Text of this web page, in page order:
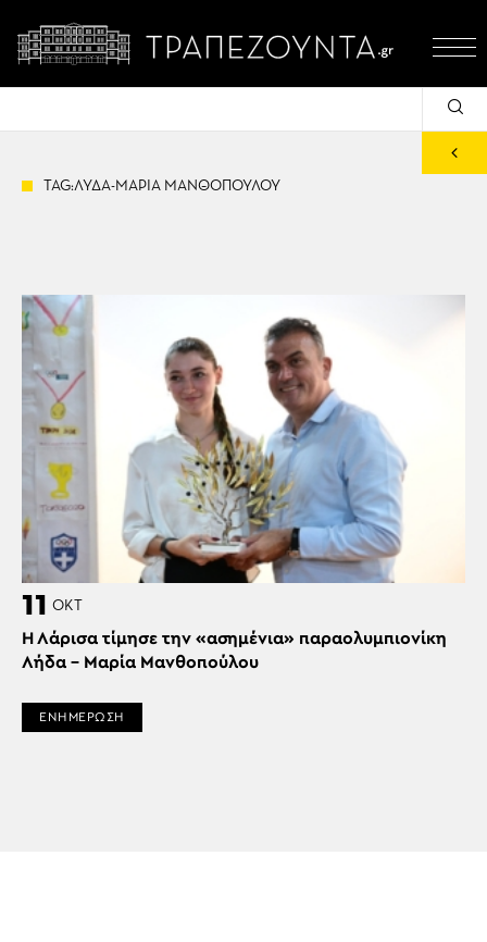
TAG:ΛΥΔΑ-ΜΑΡΙΑ ΜΑΝΘΟΠΟΥΛΟΥ
11 ΟΚΤ
Η Λάρισα τίμησε την «ασημένια» παραολυμπιονίκη
Λήδα – Μαρία Μανθοπούλου
ΕΝΗΜΕΡΩΣΗ